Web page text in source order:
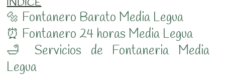
🔩 Fontanero Barato Media Legua
⏰ Fontanero 24 horas Media Legua
🛁 Servicios de Fontaneria Media
Legua